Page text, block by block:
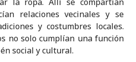
relaciones vecinales y se
y costumbres locales.
no solo cumplían una función
social y cultural.